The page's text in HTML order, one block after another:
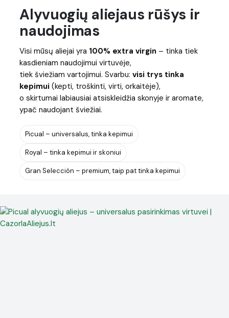
Alyvuogių aliejaus rūšys ir
naudojimas
Visi mūsų aliejai yra 100% extra virgin – tinka tiek
kasdieniam naudojimui virtuvėje,
tiek šviežiam vartojimui. Svarbu: visi trys tinka
kepimui (kepti, troškinti, virti, orkaitėje),
o skirtumai labiausiai atsiskleidžia skonyje ir aromate,
ypač naudojant šviežiai.
Picual – universalus, tinka kepimui
Royal – tinka kepimui ir skoniui
Gran Selección – premium, taip pat tinka kepimui